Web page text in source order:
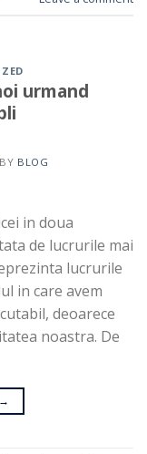
urmand
BY BLOG
in doua
de lucrurile mai
lucrurile
in care avem
deoarece
noastra. De
→